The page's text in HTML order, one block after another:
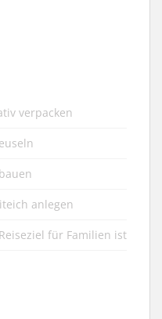
verpacken
anlegen
für Familien ist